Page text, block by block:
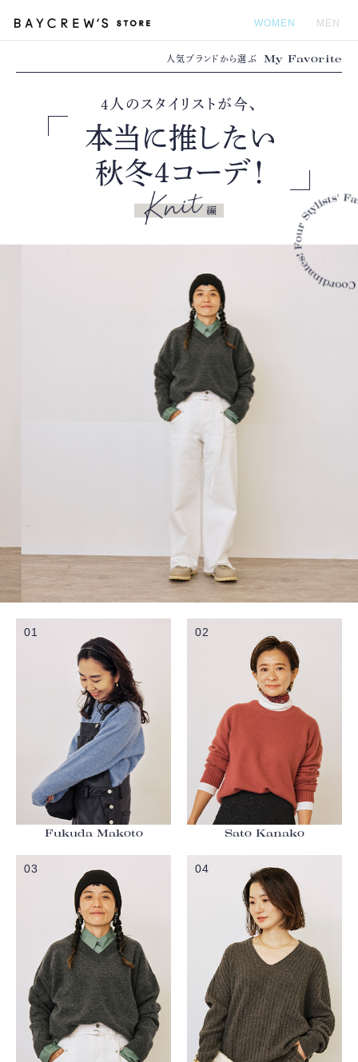
WOMEN MEN
人気ブランドから選ぶ My Favorite
4人のスタイリストが今、
本当に推したい
秋冬4コーデ！
01
Fukuda Makoto
02
Sato Kanako
03 04